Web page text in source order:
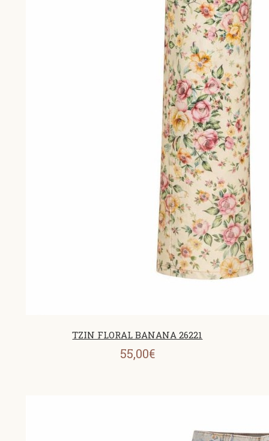
TZIN FLORAL BANANA 26221
55,00€